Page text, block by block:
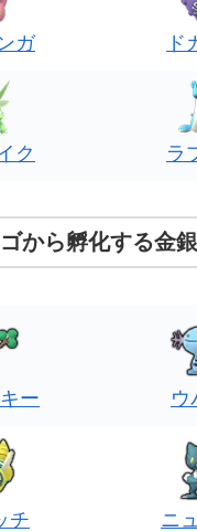
ガ ド
ク ラ
から孵化する金
ー ウ
チ ニ